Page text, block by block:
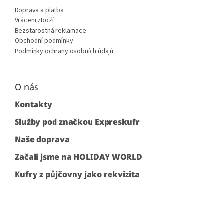
Doprava a platba
Vrácení zboží
Bezstarostná reklamace
Obchodní podmínky
Podmínky ochrany osobních údajů
O nás
Kontakty
Služby pod značkou Expreskufr
Naše doprava
Začali jsme na HOLIDAY WORLD
Kufry z půjčovny jako rekvizita